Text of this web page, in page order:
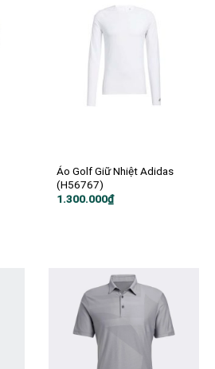
Áo Golf Giữ Nhiệt Adidas
(H56767)
1.300.000₫